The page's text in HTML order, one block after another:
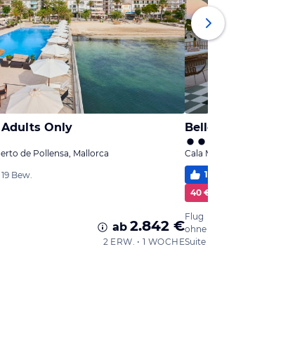
Adults Only
de Pollensa, Mallorca
19 Bew.
ab 2.842 €
2 ERW. • 1 WOCHE
Belle Marivent
Cala Major, Mallorca
100
40 € Cashback
Flug
ohne Verpflegung
Suite